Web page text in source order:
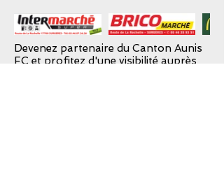
Devenez partenaire du Canton Aunis
FC et profitez d'une visibilité auprès